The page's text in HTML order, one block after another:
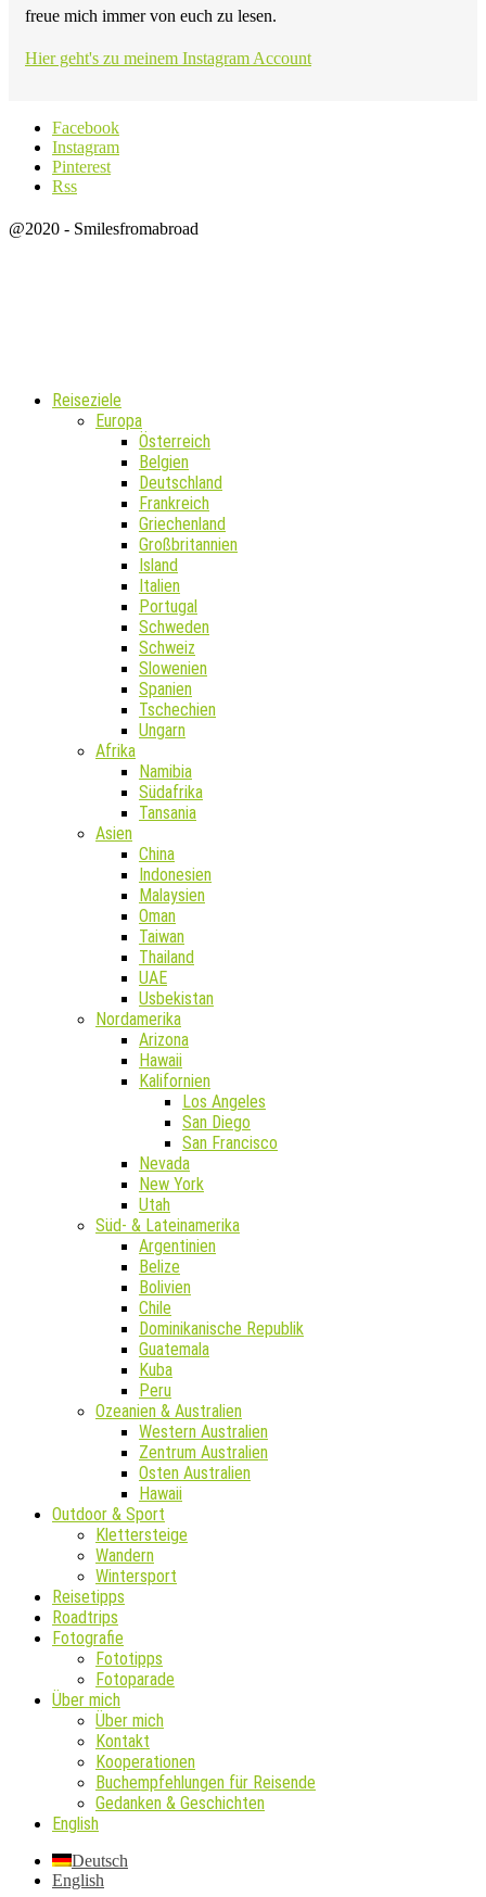
freue mich immer von euch zu lesen.
Hier geht's zu meinem Instagram Account
Facebook
Instagram
Pinterest
Rss
@2020 - Smilesfromabroad
Reiseziele
Europa
Österreich
Belgien
Deutschland
Frankreich
Griechenland
Großbritannien
Island
Italien
Portugal
Schweden
Schweiz
Slowenien
Spanien
Tschechien
Ungarn
Afrika
Namibia
Südafrika
Tansania
Asien
China
Indonesien
Malaysien
Oman
Taiwan
Thailand
UAE
Usbekistan
Nordamerika
Arizona
Hawaii
Kalifornien
Los Angeles
San Diego
San Francisco
Nevada
New York
Utah
Süd- & Lateinamerika
Argentinien
Belize
Bolivien
Chile
Dominikanische Republik
Guatemala
Kuba
Peru
Ozeanien & Australien
Western Australien
Zentrum Australien
Osten Australien
Hawaii
Outdoor & Sport
Klettersteige
Wandern
Wintersport
Reisetipps
Roadtrips
Fotografie
Fototipps
Fotoparade
Über mich
Über mich
Kontakt
Kooperationen
Buchempfehlungen für Reisende
Gedanken & Geschichten
English
Deutsch
English